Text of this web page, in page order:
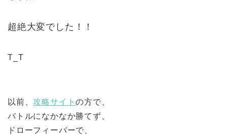
超絶大変でした！！
T_T
以前、攻略サイトの方で、
バトルになかなか勝てず、
ドローフィーバーで、